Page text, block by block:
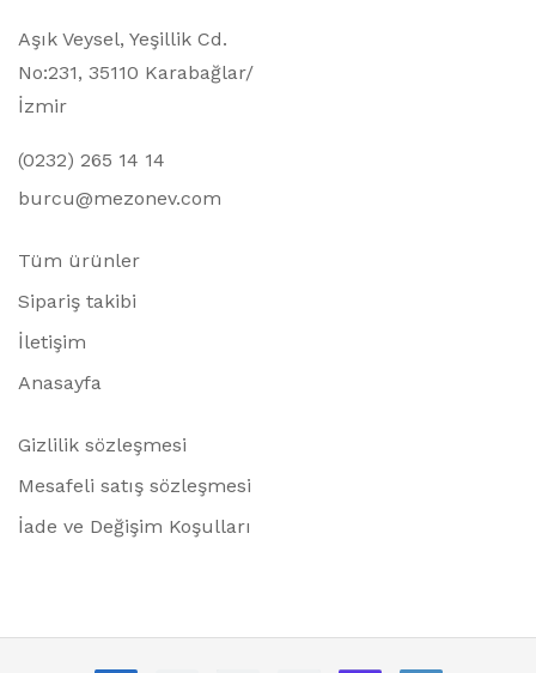
Aşık Veysel, Yeşillik Cd.
No:231, 35110 Karabağlar/
İzmir
(0232) 265 14 14
burcu@mezonev.com
Tüm ürünler
Sipariş takibi
İletişim
Anasayfa
Gizlilik sözleşmesi
Mesafeli satış sözleşmesi
İade ve Değişim Koşulları